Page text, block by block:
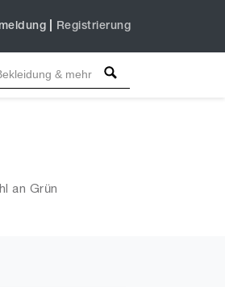
Registrierung
an Grün